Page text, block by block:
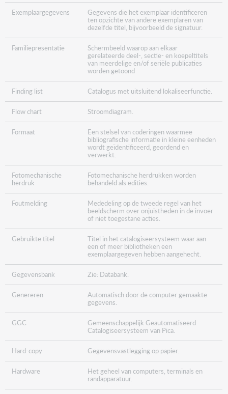
Exemplaargegevens
Gegevens die het exemplaar identificeren
ten opzichte van andere exemplaren van
dezelfde titel, bijvoorbeeld de signatuur.
Familiepresentatie
Schermbeeld waarop aan elkaar
gerelateerde deel-, sectie- en koepeltitels
van meerdelige en/of seriële publicaties
worden getoond
Finding list Catalogus met uitsluitend lokaliseerfunctie.
Flow chart Stroomdiagram.
Formaat
Een stelsel van coderingen waarmee
bibliografische informatie in kleine eenheden
wordt geïdentificeerd, geordend en
verwerkt.
Fotomechanische
herdruk
Fotomechanische herdrukken worden
behandeld als edities.
Foutmelding
Mededeling op de tweede regel van het
beeldscherm over onjuistheden in de invoer
of niet toegestane acties.
Gebruikte titel
Titel in het catalogiseersysteem waar aan
een of meer bibliotheken een
exemplaargegeven hebben aangehecht.
Gegevensbank Zie: Databank.
Genereren
Automatisch door de computer gemaakte
gegevens.
GGC
Gemeenschappelijk Geautomatiseerd
Catalogiseersysteem van Pica.
Hard-copy Gegevensvastlegging op papier.
Hardware
Het geheel van computers, terminals en
randapparatuur.